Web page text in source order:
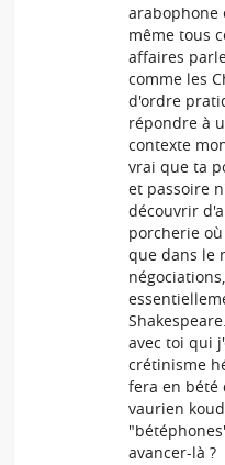
arabophone
même tous
affaires
comme les
d'ordre
répondre à
contexte
vrai que ta
et passoire
découvrir
porcherie
que dans le
avec toi qui
crétinisme
fera en bété
vaurien
avancer-là ?